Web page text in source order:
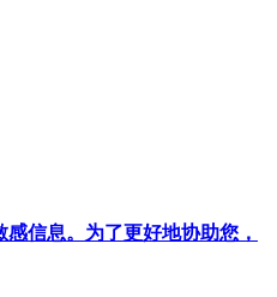
信息。为了更好地协助您，